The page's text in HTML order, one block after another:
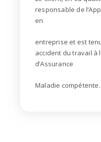
responsable de
en
entreprise et est
accident du travail à
d’Assurance
Maladie compétente.